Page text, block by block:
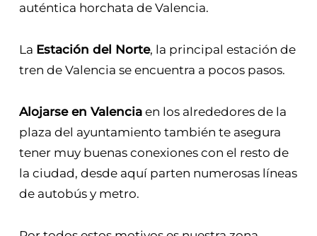
auténtica horchata de Valencia.
La Estación del Norte, la principal estación de
tren de Valencia se encuentra a pocos pasos.
Alojarse en Valenciaen los alrededores de la
plaza del ayuntamiento también te asegura
tener muy buenas conexiones con el resto de
la ciudad, desde aquí parten numerosas líneas
de autobús y metro.